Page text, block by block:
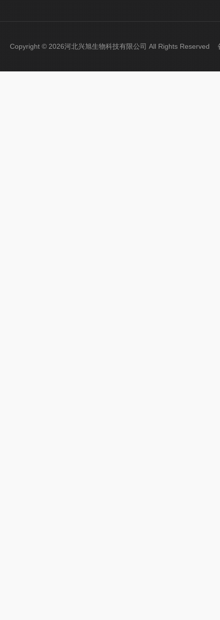
Copyright © 2026河北兴旭生物科技有限公司 All Rights Reserved